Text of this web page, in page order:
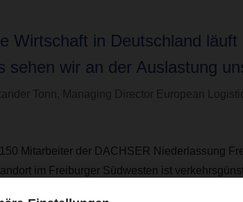
Wirtschaft in Deutschland
sehen wir an der Auslastung
Tonn, Managing Director European
Mitarbeiter der DACHSER Niederlassung
im Freiburger Südwesten ist
Schweiz, direkt an der A5 gelegen. Die neue